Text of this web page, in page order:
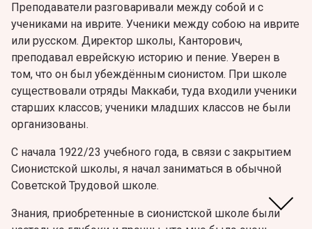
Преподаватели разговаривали между собой и с
учениками на иврите. Ученики между собою на иврите
или русском. Директор школы, Канторович,
преподавал еврейскую историю и пение. Уверен в
том, что он был убеждённым сионистом. При школе
существовали отряды Маккаби, туда входили ученики
старших классов; ученики младших классов не были
организованы.
С начала 1922/23 учебного года, в связи с закрытием
Сионистской школы, я начал заниматься в обычной
Советской Трудовой школе.
Знания, приобретенные в сионистской школе были